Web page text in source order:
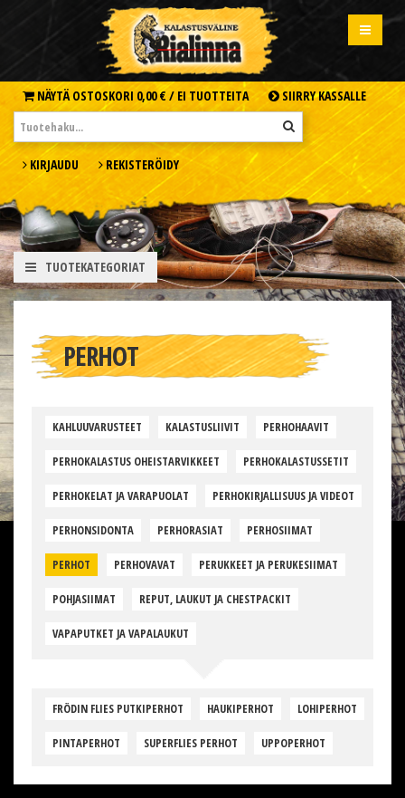
NÄYTÄ OSTOSKORI 0,00 € / EI TUOTTEITA SIIRRY KASSALLE
KIRJAUDU REKISTERÖIDY
TUOTEKATEGORIAT
PERHOT
KAHLUUVARUSTEET KALASTUSLIIVIT PERHOHAAVIT
PERHOKALASTUS OHEISTARVIKKEET PERHOKALASTUSSETIT
PERHOKELAT JA VARAPUOLAT PERHOKIRJALLISUUS JA VIDEOT
PERHONSIDONTA PERHORASIAT PERHOSIIMAT
PERHOT PERHOVAVAT PERUKKEET JA PERUKESIIMAT
POHJASIIMAT REPUT, LAUKUT JA CHESTPACKIT
VAPAPUTKET JA VAPALAUKUT
FRÖDIN FLIES PUTKIPERHOT HAUKIPERHOT LOHIPERHOT
PINTAPERHOT SUPERFLIES PERHOT UPPOPERHOT